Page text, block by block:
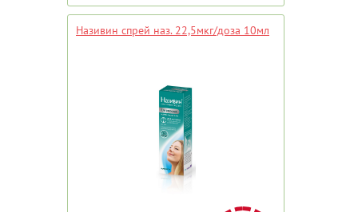
Називин спрей наз. 22,5мкг/доза 10мл